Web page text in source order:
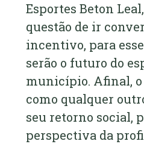
Esportes Beton
questão de ir
incentivo, para
serão o futuro do
município. Afinal,
como qualquer
seu retorno social,
perspectiva da